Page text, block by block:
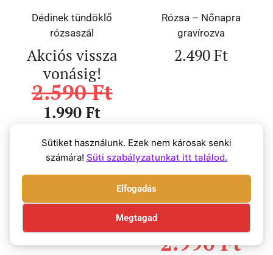
Sütiket használunk. Ezek nem károsak senki
számára! Süti szabályzatunkat itt találod.
Elfogadás
Megtagad
Dédinek tündöklő
rózsaszál
Akciós vissza
vonásig!
2.590Ft
1.990Ft
Rózsa – Nőnapra
gravírozva
2.490Ft
Rózsa – Nőnapra
Rózsa – Szeretettel
2.990Ft